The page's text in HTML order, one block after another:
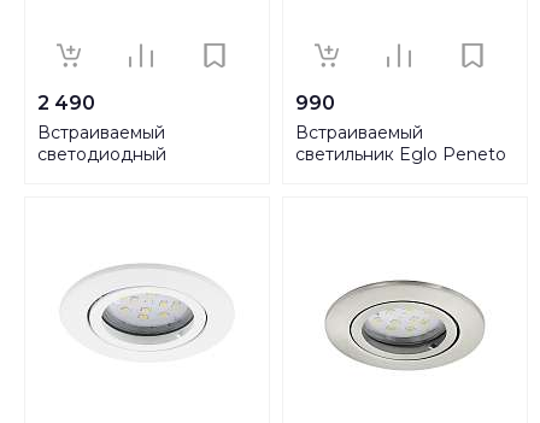
2 490
Встраиваемый
светодиодный
990
Встраиваемый
светильник Eglo Peneto